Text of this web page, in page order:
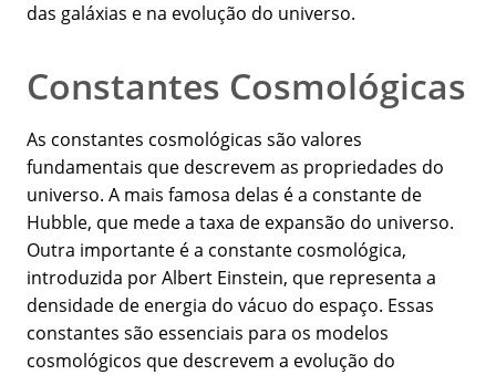
das galáxias e na evolução do universo.
Constantes Cosmológicas
As constantes cosmológicas são valores
fundamentais que descrevem as propriedades do
universo. A mais famosa delas é a constante de
Hubble, que mede a taxa de expansão do universo.
Outra importante é a constante cosmológica,
introduzida por Albert Einstein, que representa a
densidade de energia do vácuo do espaço. Essas
constantes são essenciais para os modelos
cosmológicos que descrevem a evolução do